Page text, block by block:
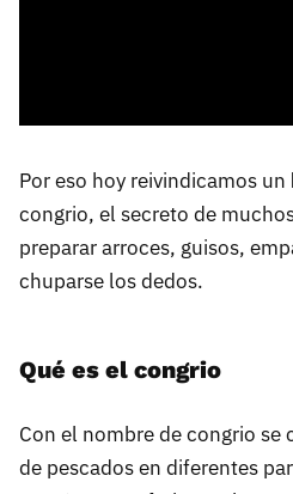
Por eso hoy reivindicamos un
congrio, el secreto de
preparar arroces, guisos,
chuparse los dedos.
Qué es el congrio
Con el nombre de congrio
de pescados en diferentes